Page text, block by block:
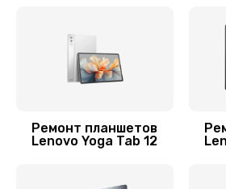
Чистка от
Заказать
Ремонт GPS-
Ремонт планшетов
Lenovo Yoga Tab 12